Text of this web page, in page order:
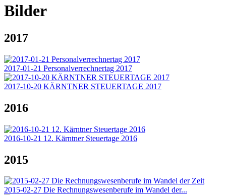
Bilder
2017
2017-01-21 Personalverrechnertag 2017
2017-10-20 KÄRNTNER STEUERTAGE 2017
2016
2016-10-21 12. Kärntner Steuertage 2016
2015
2015-02-27 Die Rechnungswesenberufe im Wandel der...